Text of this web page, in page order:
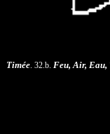
Timée. 32.b. Feu, Air, Eau,